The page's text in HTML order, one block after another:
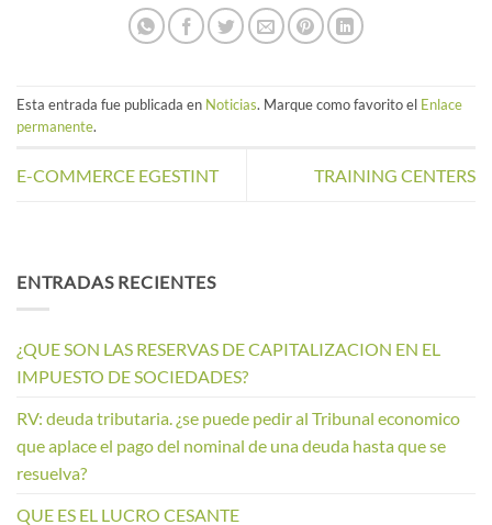
Esta entrada fue publicada en Noticias. Marque como favorito el Enlace
permanente.
E-COMMERCE EGESTINT TRAINING CENTERS
ENTRADAS RECIENTES
¿QUE SON LAS RESERVAS DE CAPITALIZACION EN EL
IMPUESTO DE SOCIEDADES?
RV: deuda tributaria. ¿se puede pedir al Tribunal economico
que aplace el pago del nominal de una deuda hasta que se
resuelva?
QUE ES EL LUCRO CESANTE